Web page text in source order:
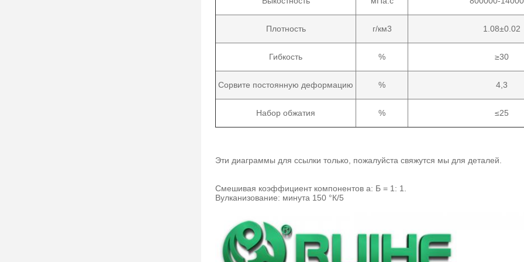
Плотность г/км3 1.08±0.02
Гибкость % ≥30
Сорвите постоянную деформацию % 4,3
Набор обжатия % ≤25
Эти диаграммы для ссылки только, пожалуйста свяжутся мы для деталей.
Смешивая коэффициент компонентов а: Б = 1: 1.
Вулканизование: минута 150 °К/5